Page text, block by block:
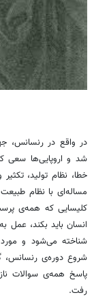
در واقع در رنسانس،
شد و اروپایی‌ها سعی
خطا، نظام تولید،
مساله‌ای با نظام
کلیسایی که همه‌ی
انسان باید بکند، عمل
شناخته می‌شود و مورد
شروع دوره‌ی رنسانس،
پاسخ همه‌ی سوالات
رفت.